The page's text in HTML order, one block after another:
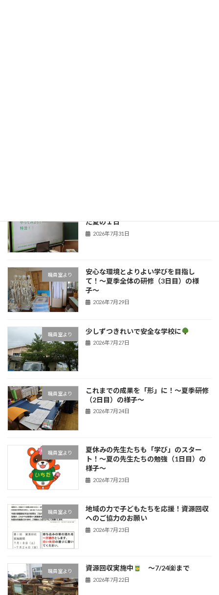
た夏の１日
2026年7月31日
職員室より
安心な環境とよりよい学びを目指し
て！〜夏季全体の研修（3日目）の様
子〜
2026年7月29日
職員室より 少しずつきれいで安全な学校に
2026年7月27日
職員室より
これまでの成果を「形」に！〜夏季研修
（2日目）の様子〜
2026年7月24日
職員室より
夏休みの先生たちも「学び」のスター
ト！〜夏の先生たちの勉強（1日目）の
様子〜
2026年7月23日
職員室より
地域の力で子どもたちを応援！資源回収
へのご協力のお願い
2026年7月23日
職員室より 資源回収実施中 ～7/24㈮まで
2026年7月22日